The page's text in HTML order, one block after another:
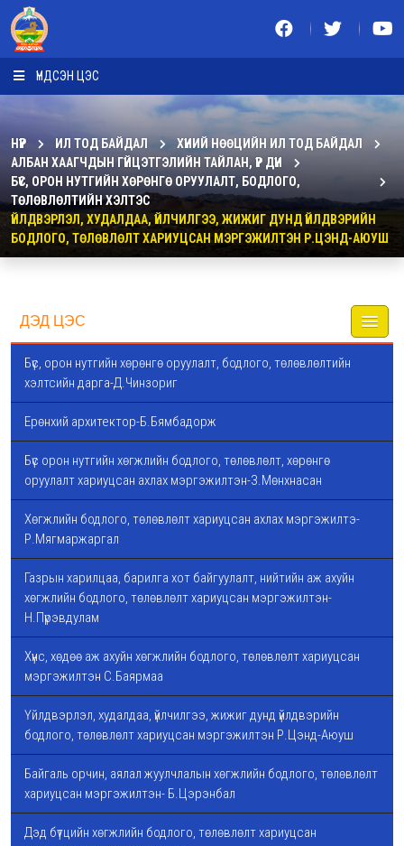
ҮНДСЭН ЦЭС
НҮҮР ИЛ ТОД БАЙДАЛ
ХҮНИЙ НӨӨЦИЙН ИЛ ТОД БАЙДАЛ
АЛБАН ХААГЧДЫН ГҮЙЦЭТГЭЛИЙН ТАЙЛАН, ҮР ДҮН
БҮС, ОРОН НУТГИЙН ХӨРӨНГӨ ОРУУЛАЛТ, БОДЛОГО,
ТӨЛӨВЛӨЛТИЙН ХЭЛТЭС
ҮЙЛДВЭРЛЭЛ, ХУДАЛДАА, ҮЙЛЧИЛГЭЭ, ЖИЖИГ ДУНД ҮЙЛДВЭРИЙН
БОДЛОГО, ТӨЛӨВЛӨЛТ ХАРИУЦСАН МЭРГЭЖИЛТЭН Р.ЦЭНД-АЮУШ
ДЭД ЦЭС
Бүс, орон нутгийн хөрөнгө оруулалт, бодлого, төлөвлөлтийн
хэлтсийн дарга-Д.Чинзориг
Ерөнхий архитектор-Б.Бямбадорж
Бүс орон нутгийн хөгжлийн бодлого, төлөвлөлт, хөрөнгө
оруулалт хариуцсан ахлах мэргэжилтэн-З.Мөнхнасан
Хөгжлийн бодлого, төлөвлөлт хариуцсан ахлах мэргэжилтэ-
Р.Мягмаржаргал
Газрын харилцаа, барилга хот байгуулалт, нийтийн аж ахуйн
хөгжлийн бодлого, төлөвлөлт хариуцсан мэргэжилтэн-
Н.Пүрэвдулам
Хүнс, хөдөө аж ахуйн хөгжлийн бодлого, төлөвлөлт хариуцсан
мэргэжилтэн С.Баярмаа
Үйлдвэрлэл, худалдаа, үйлчилгээ, жижиг дунд үйлдвэрийн
бодлого, төлөвлөлт хариуцсан мэргэжилтэн Р.Цэнд-Аюуш
Байгаль орчин, аялал жуулчлалын хөгжлийн бодлого, төлөвлөлт
хариуцсан мэргэжилтэн- Б.Цэрэнбал
Дэд бүтцийн хөгжлийн бодлого, төлөвлөлт хариуцсан